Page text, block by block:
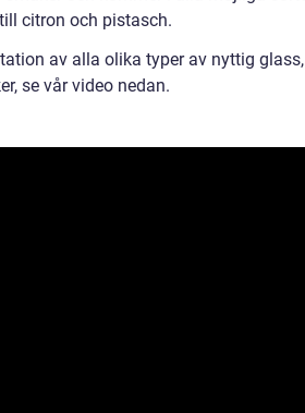
citron och pistasch.
av alla olika typer av nyttig glass,
se vår video nedan.